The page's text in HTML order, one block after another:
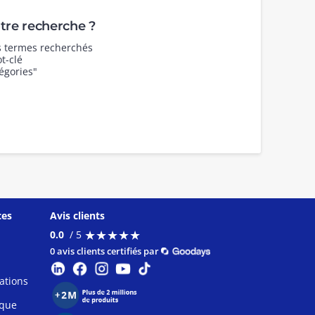
recherche ?
recherchés
clé
Avis clients
0.0 / 5 ★★★★★
★★★★★
0 avis clients certifiés par